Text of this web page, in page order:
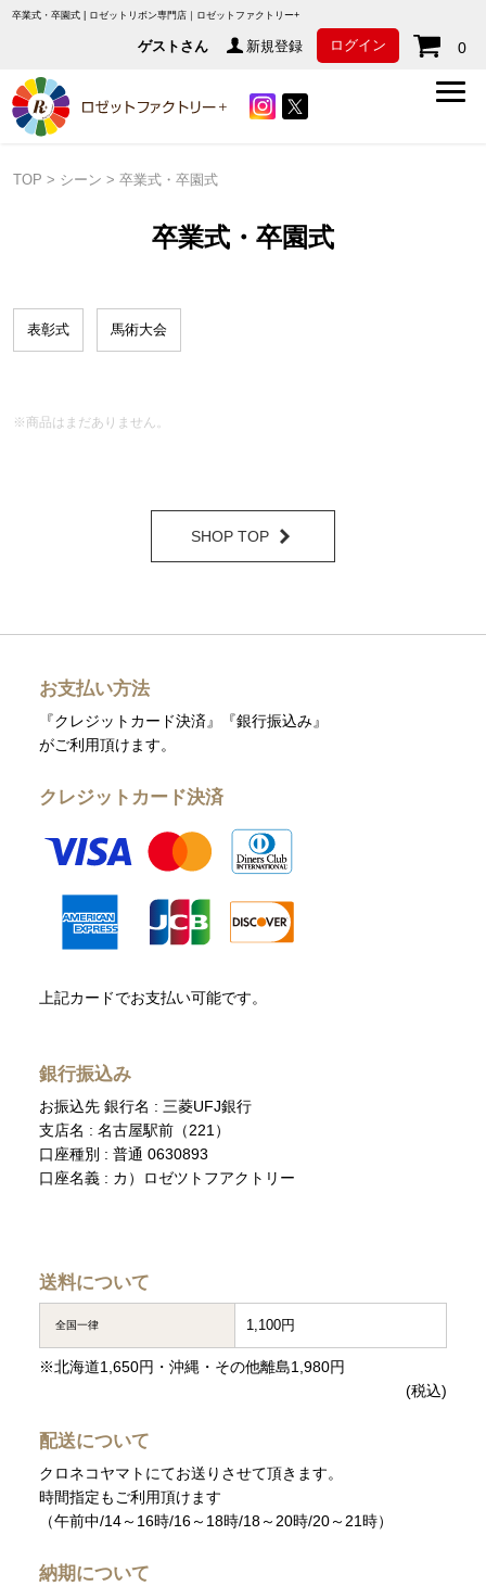
卒業式・卒園式 | ロゼットリボン専門店｜ロゼットファクトリー+
ゲストさん 新規登録 ログイン 0
TOP > シーン > 卒業式・卒園式
卒業式・卒園式
表彰式 馬術大会
※商品はまだありません。
SHOP TOP
お支払い方法
『クレジットカード決済』『銀行振込み』
がご利用頂けます。
クレジットカード決済
上記カードでお支払い可能です。
銀行振込み
お振込先 銀行名 : 三菱UFJ銀行
支店名 : 名古屋駅前（221）
口座種別 : 普通 0630893
口座名義 : カ）ロゼツトフアクトリー
送料について
全国一律 1,100円
※北海道1,650円・沖縄・その他離島1,980円
(税込)
配送について
クロネコヤマトにてお送りさせて頂きます。
時間指定もご利用頂けます
（午前中/14～16時/16～18時/18～20時/20～21時）
納期について